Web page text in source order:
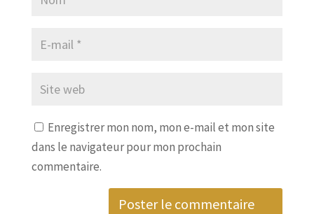
Enregistrer mon nom, mon e-mail et mon site
dans le navigateur pour mon prochain
commentaire.